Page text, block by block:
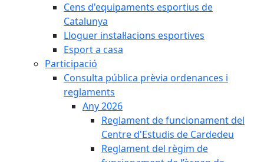
Cens d'equipaments esportius de
Catalunya
Lloguer instal·lacions esportives
Esport a casa
Participació
Consulta pública prèvia ordenances i
reglaments
Any 2026
Reglament de funcionament del
Centre d'Estudis de Cardedeu
Reglament del règim de